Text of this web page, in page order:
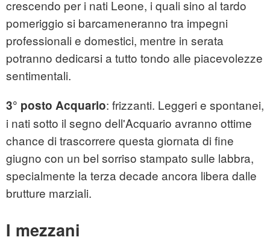
crescendo per i nati Leone, i quali sino al tardo
pomeriggio si barcameneranno tra impegni
professionali e domestici, mentre in serata
potranno dedicarsi a tutto tondo alle piacevolezze
sentimentali.
3° posto Acquario: frizzanti. Leggeri e spontanei,
i nati sotto il segno dell'Acquario avranno ottime
chance di trascorrere questa giornata di fine
giugno con un bel sorriso stampato sulle labbra,
specialmente la terza decade ancora libera dalle
brutture marziali.
I mezzani